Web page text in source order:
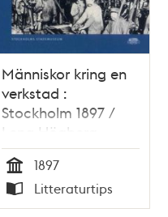
Människor kring en
verkstad :
Stockholm 1897 /
Lena Högberg
Tid
1897
Typ
Litteraturtips